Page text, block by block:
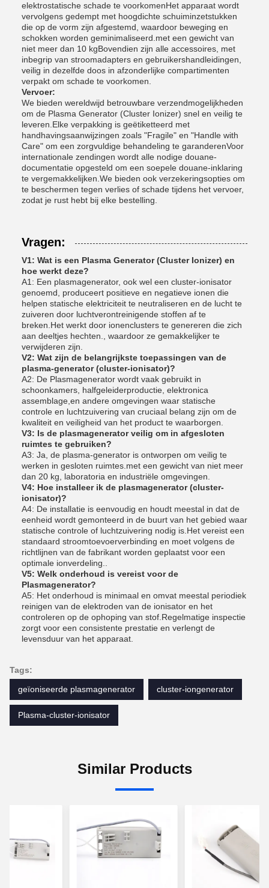
elektrostatische schade te voorkomenHet apparaat wordt
vervolgens gedempt met hoogdichte schuiminzetstukken
die op de vorm zijn afgestemd, waardoor beweging en
schokken worden geminimaliseerd.met een gewicht van
niet meer dan 10 kgBovendien zijn alle accessoires, met
inbegrip van stroomadapters en gebruikershandleidingen,
veilig in dezelfde doos in afzonderlijke compartimenten
verpakt om schade te voorkomen.
Vervoer:
We bieden wereldwijd betrouwbare verzendmogelijkheden
om de Plasma Generator (Cluster Ionizer) snel en veilig te
leveren.Elke verpakking is geëtiketteerd met
handhavingsaanwijzingen zoals "Fragile" en "Handle with
Care" om een zorgvuldige behandeling te garanderenVoor
internationale zendingen wordt alle nodige douane-
documentatie opgesteld om een soepele douane-inklaring
te vergemakkelijken.We bieden ook verzekeringsopties om
te beschermen tegen verlies of schade tijdens het vervoer,
zodat je rust hebt bij elke bestelling.
Vragen:
V1: Wat is een Plasma Generator (Cluster Ionizer) en
hoe werkt deze?
A1: Een plasmagenerator, ook wel een cluster-ionisator
genoemd, produceert positieve en negatieve ionen die
helpen statische elektriciteit te neutraliseren en de lucht te
zuiveren door luchtverontreinigende stoffen af te
breken.Het werkt door ionenclusters te genereren die zich
aan deeltjes hechten., waardoor ze gemakkelijker te
verwijderen zijn.
V2: Wat zijn de belangrijkste toepassingen van de
plasma-generator (cluster-ionisator)?
A2: De Plasmagenerator wordt vaak gebruikt in
schoonkamers, halfgeleiderproductie, elektronica
assemblage,en andere omgevingen waar statische
controle en luchtzuivering van cruciaal belang zijn om de
kwaliteit en veiligheid van het product te waarborgen.
V3: Is de plasmagenerator veilig om in afgesloten
ruimtes te gebruiken?
A3: Ja, de plasma-generator is ontworpen om veilig te
werken in gesloten ruimtes.met een gewicht van niet meer
dan 20 kg, laboratoria en industriële omgevingen.
V4: Hoe installeer ik de plasmagenerator (cluster-
ionisator)?
A4: De installatie is eenvoudig en houdt meestal in dat de
eenheid wordt gemonteerd in de buurt van het gebied waar
statische controle of luchtzuivering nodig is.Het vereist een
standaard stroomtoevoerverbinding en moet volgens de
richtlijnen van de fabrikant worden geplaatst voor een
optimale ionverdeling..
V5: Welk onderhoud is vereist voor de
Plasmagenerator?
A5: Het onderhoud is minimaal en omvat meestal periodiek
reinigen van de elektroden van de ionisator en het
controleren op de ophoping van stof.Regelmatige inspectie
zorgt voor een consistente prestatie en verlengt de
levensduur van het apparaat.
Tags:
geïoniseerde plasmagenerator
cluster-iongenerator
Plasma-cluster-ionisator
Similar Products